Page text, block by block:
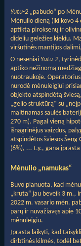
Yutu-2 „pabudo“ po
Mėnulio dieną (iki kovo
aptikta piroksenų ir
dideliu geležies kiekiu.
viršutinės mantijos
O neseniai Yutu-2,
aptiko nežinomą
nuotraukoje.
nurodė mėnuleigiui
objekto atspindėtą
„gelio struktūrą“ su
maitinamas saulės
270 m). Pagal vieną
išnagrinėjus vaizdus,
atspindėtos šviesos
(6%), ... t.y., gana
Mėnulio „namukas“
Buvo planuota, kad
„kruta“ jau beveik 3 m.,
2022 m. vasario mėn.
parų ir nuvažiavęs apie
mėnuleigiu.
Įprasta laikyti, kad
dirbtinės kilmės, todėl